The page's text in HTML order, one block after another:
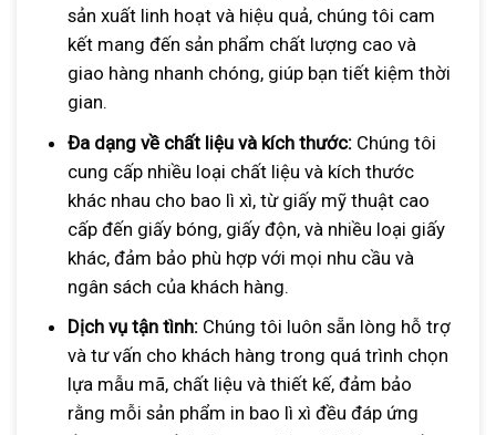
sản xuất linh hoạt và hiệu quả, chúng tôi cam
kết mang đến sản phẩm chất lượng cao và
giao hàng nhanh chóng, giúp bạn tiết kiệm thời
gian.
Đa dạng về chất liệu và kích thước: Chúng tôi
cung cấp nhiều loại chất liệu và kích thước
khác nhau cho bao lì xì, từ giấy mỹ thuật cao
cấp đến giấy bóng, giấy độn, và nhiều loại giấy
khác, đảm bảo phù hợp với mọi nhu cầu và
ngân sách của khách hàng.
Dịch vụ tận tình:Chúng tôi luôn sẵn lòng hỗ trợ
và tư vấn cho khách hàng trong quá trình chọn
lựa mẫu mã, chất liệu và thiết kế, đảm bảo
rằng mỗi sản phẩm in bao lì xì đều đáp ứng